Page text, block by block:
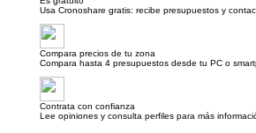
Usa Cronoshare gratis: recibe presupuestos y
Compara precios de tu zona
Compara hasta 4 presupuestos desde tu PC o
Contrata con confianza
Lee opiniones y consulta perfiles para más